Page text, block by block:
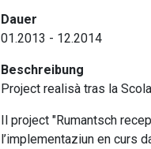
Dauer
01.2013 - 12.2014
Beschreibung
Project realisà tras la
Il project "Rumantsch
l’implementaziun en curs